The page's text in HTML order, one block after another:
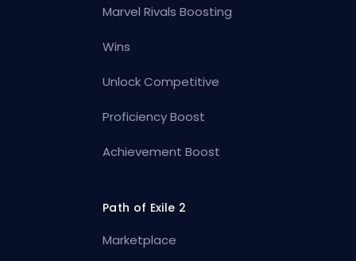
Marvel Rivals Boosting
Wins
Unlock Competitive
Proficiency Boost
Achievement Boost
Path of Exile 2
Marketplace